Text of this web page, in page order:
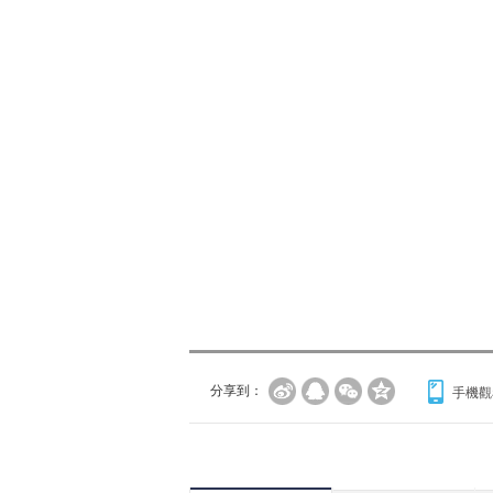
分享到： 手機